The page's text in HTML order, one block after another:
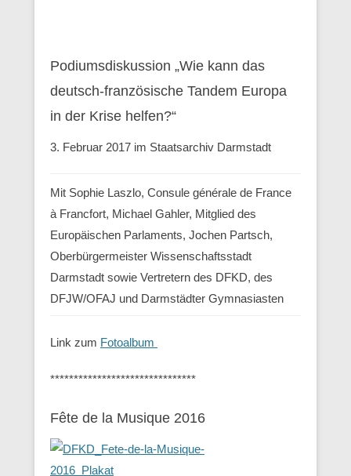
Podiumsdiskussion „Wie kann das
deutsch-französische Tandem Europa
in der Krise helfen?“
3. Februar 2017 im Staatsarchiv Darmstadt
Mit Sophie Laszlo, Consule générale de France
à Francfort, Michael Gahler, Mitglied des
Europäischen Parlaments, Jochen Partsch,
Oberbürgermeister Wissenschaftsstadt
Darmstadt sowie Vertretern des DFKD, des
DFJW/OFAJ und Darmstädter Gymnasiasten
Link zum Fotoalbum
*******************************
Fête de la Musique 2016